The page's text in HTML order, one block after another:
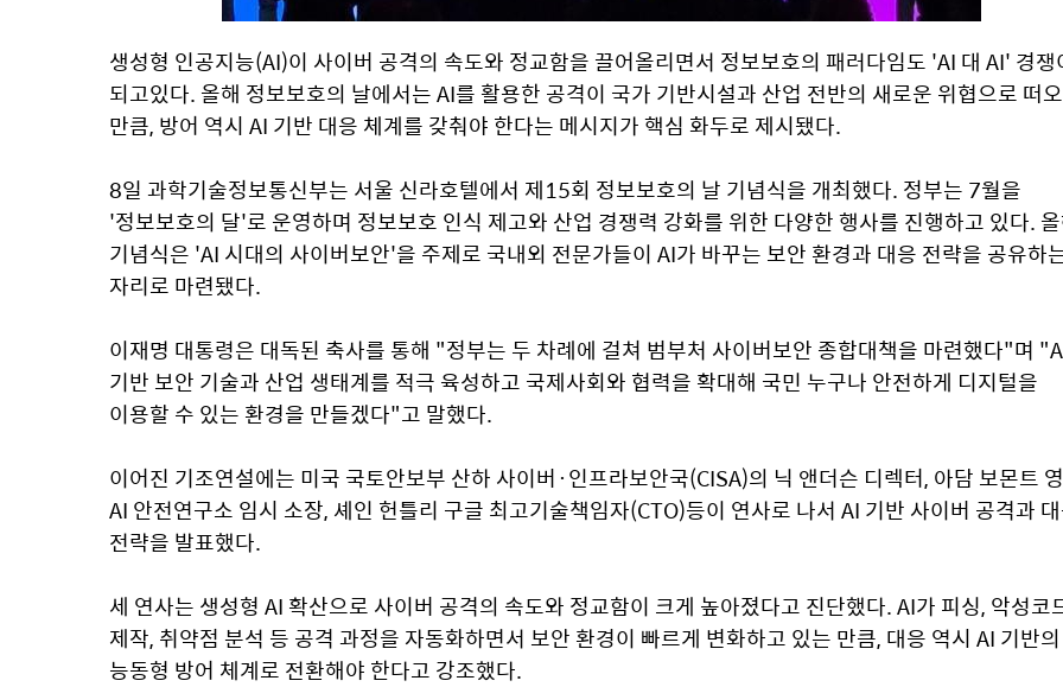
생성형 인공지능(AI)이 사이버 공격의 속도와 정교함을 끌어올리면서 정보보호의 패러다임도 'AI 대 AI' 경쟁
되고있다. 올해 정보보호의 날에서는 AI를 활용한 공격이 국가 기반시설과 산업 전반의 새로운 위협으로 떠
만큼, 방어 역시 AI 기반 대응 체계를 갖춰야 한다는 메시지가 핵심 화두로 제시됐다.
8일 과학기술정보통신부는 서울 신라호텔에서 제15회 정보보호의 날 기념식을 개최했다. 정부는 7월을
'정보보호의 달'로 운영하며 정보보호 인식 제고와 산업 경쟁력 강화를 위한 다양한 행사를 진행하고 있다.
기념식은 'AI 시대의 사이버보안'을 주제로 국내외 전문가들이 AI가 바꾸는 보안 환경과 대응 전략을 공유하
자리로 마련됐다.
이재명 대통령은 대독된 축사를 통해 "정부는 두 차례에 걸쳐 범부처 사이버보안 종합대책을 마련했다"며
기반 보안 기술과 산업 생태계를 적극 육성하고 국제사회와 협력을 확대해 국민 누구나 안전하게 디지털을
이용할 수 있는 환경을 만들겠다"고 말했다.
이어진 기조연설에는 미국 국토안보부 산하 사이버·인프라보안국(CISA)의 닉 앤더슨 디렉터, 아담 보몬트
AI 안전연구소 임시 소장, 셰인 헌틀리 구글 최고기술책임자(CTO)등이 연사로 나서 AI 기반 사이버 공격과
전략을 발표했다.
세 연사는 생성형 AI 확산으로 사이버 공격의 속도와 정교함이 크게 높아졌다고 진단했다. AI가 피싱, 악성코
제작, 취약점 분석 등 공격 과정을 자동화하면서 보안 환경이 빠르게 변화하고 있는 만큼, 대응 역시 AI 기반의
능동형 방어 체계로 전환해야 한다고 강조했다.